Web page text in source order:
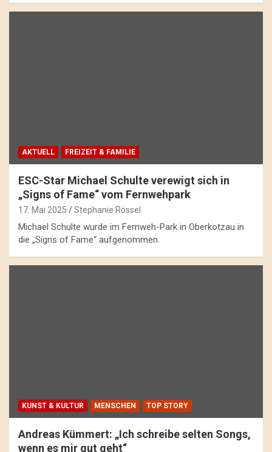
AKTUELL FREIZEIT & FAMILIE
ESC-Star Michael Schulte verewigt sich in
„Signs of Fame“ vom Fernwehpark
17. Mai 2025 Stephanie Rössel
Michael Schulte wurde im Fernweh-Park in Oberkotzau in
die „Signs of Fame“ aufgenommen.
KUNST & KULTUR MENSCHEN TOP STORY
Andreas Kümmert: „Ich schreibe selten Songs,
wenn es mir gut geht“